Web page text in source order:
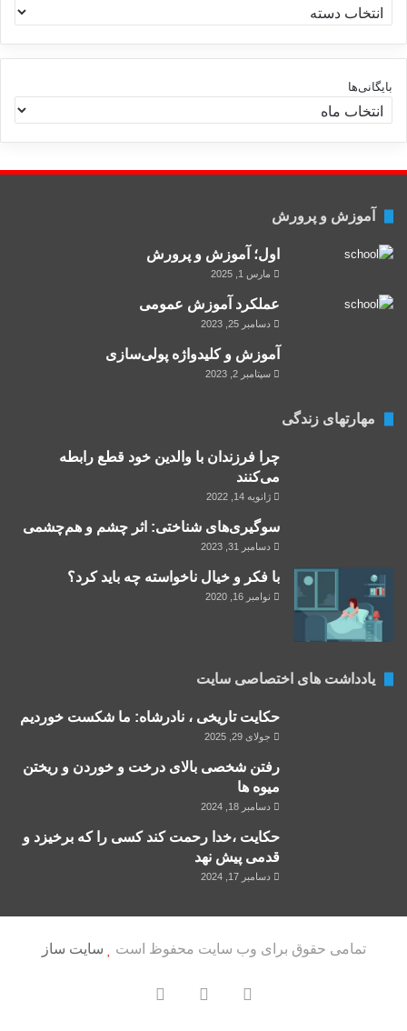
س
ت
ه
بایگانی‌ها
آموزش و پرورش
اول؛ آموزش و پرورش
مارس 1, 2025
عملکرد آموزش عمومی
دسامبر 25, 2023
آموزش و کلید‌واژه پولی‌سازی
سپتامبر 2, 2023
مهارتهای زندگی
چرا فرزندان با والدین خود قطع رابطه
می‌‌کنند
ژانویه 14, 2022
سوگیری‌های شناختی: اثر چشم و هم‌چشمی
دسامبر 31, 2023
با فکر و خیال ناخواسته چه باید کرد؟
نوامبر 16, 2020
یادداشت های اختصاصی سایت
حکایت تاریخی ، نادرشاه: ما شکست خوردیم
جولای 29, 2025
رفتن شخصی بالای درخت و خوردن و ریختن
میوه ها
دسامبر 18, 2024
حکایت ،خدا رحمت کند کسی را که برخیزد و
قدمی پیش نهد
دسامبر 17, 2024
تمامی حقوق برای وب سایت محفوظ است سایت ساز
یوتیوب تلگرام